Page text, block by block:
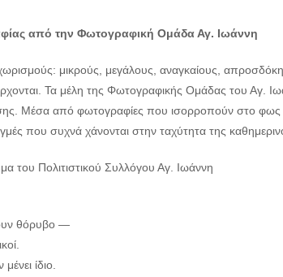
από την Φωτογραφική Ομάδα Αγ. Ιωάννη
μικρούς, μεγάλους, αναγκαίους,
Τα μέλη της Φωτογραφικής Ομάδας του Αγ.
Μέσα από φωτογραφίες που ισορροπούν στο φως
που συχνά χάνονται στην ταχύτητα της
του Πολιτιστικού Συλλόγου Αγ. Ιωάννη
θόρυβο —
ίδιο.